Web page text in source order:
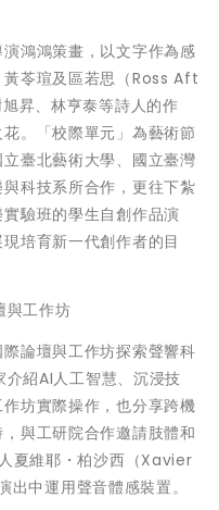
鴻鴻策畫，以文字作為感
苓瑄及區若思（Ross Aft
昇、林亨泰等詩人的作
。「校際單元」為藝術節
臺北藝術大學、國立臺灣
科技系所合作，更往下紮
驗班的學生自創作品演
培育新一代創作者的目
與工作坊
論壇與工作坊探索聲響科
紹AI人工智慧、沉浸技
坊實際操作，也分享跨機
與工研院合作邀請肢體和
夏維耶・柏沙西（Xavier
中運用聲音體感裝置。